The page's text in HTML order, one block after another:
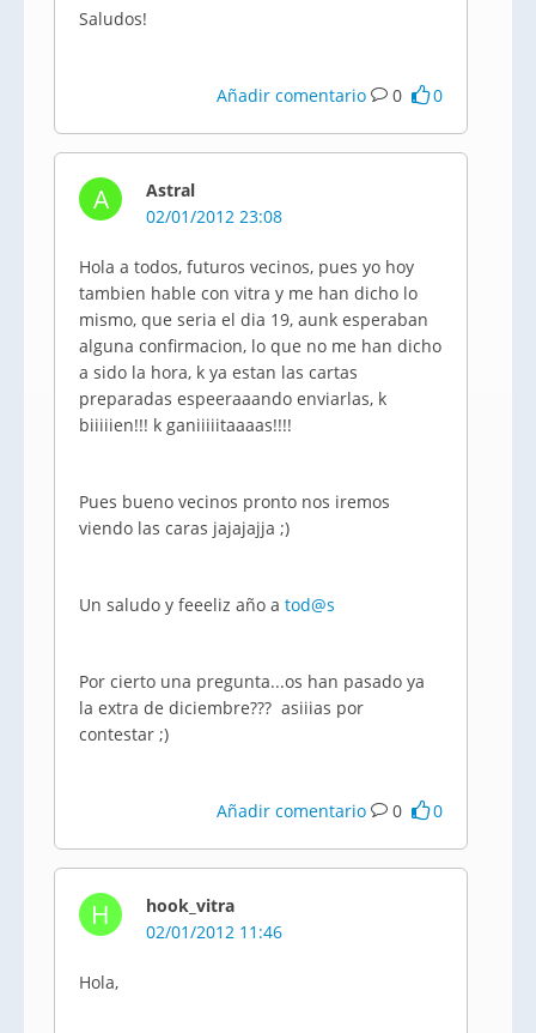
Saludos!
Añadir comentario 0 0
A
Astral
02/01/2012 23:08
Hola a todos, futuros vecinos, pues yo hoy
tambien hable con vitra y me han dicho lo
mismo, que seria el dia 19, aunk esperaban
alguna confirmacion, lo que no me han dicho
a sido la hora, k ya estan las cartas
preparadas espeeraaando enviarlas, k
biiiiien!!! k ganiiiiitaaaas!!!!
Pues bueno vecinos pronto nos iremos
viendo las caras jajajajja ;)
Un saludo y feeeliz año a tod@s
Por cierto una pregunta...os han pasado ya
la extra de diciembre??? asiiias por
contestar ;)
Añadir comentario 0 0
H
hook_vitra
02/01/2012 11:46
Hola,